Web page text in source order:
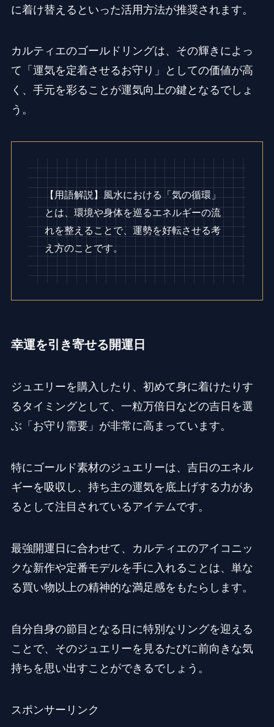
に着け替えるといった活用方法が推奨されます。
カルティエのゴールドリングは、その輝きによっ
て「運気を定着させるお守り」としての価値が高
く、手元を彩ることが運気向上の鍵となるでしょ
う。
【用語解説】風水における「気の循環」
とは、環境や身体を巡るエネルギーの流
れを整えることで、運勢を好転させる考
え方のことです。
幸運を引き寄せる開運日
ジュエリーを購入したり、初めて身に着けたりす
るタイミングとして、一粒万倍日などの吉日を選
ぶ「お守り需要」が非常に高まっています。
特にゴールド素材のジュエリーは、吉日のエネル
ギーを吸収し、持ち主の運気を底上げする力があ
るとして注目されているアイテムです。
最強開運日に合わせて、カルティエのアイコニッ
クな新作や定番モデルを手に入れることは、単な
る買い物以上の精神的な満足感をもたらします。
自分自身の節目となる日に特別なリングを迎える
ことで、そのジュエリーを見るたびに前向きな気
持ちを思い出すことができるでしょう。
スポンサーリンク